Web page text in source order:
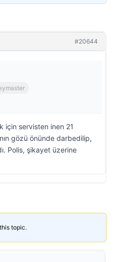
#20644
için servisten inen 21
gözü önünde darbedilip,
Polis, şikayet üzerine
topic.